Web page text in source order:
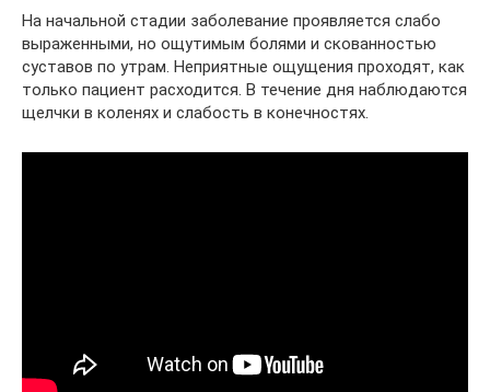
На начальной стадии заболевание проявляется слабо
выраженными, но ощутимым болями и скованностью
суставов по утрам. Неприятные ощущения проходят, как
только пациент расходится. В течение дня наблюдаются
щелчки в коленях и слабость в конечностях.